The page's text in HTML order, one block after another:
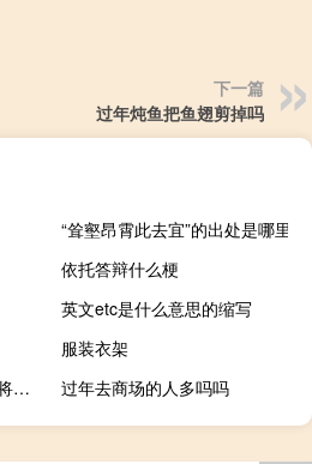
下一篇
过年炖鱼把鱼翅剪掉吗
“耸壑昂霄此去宜”的出处是哪里
依托答辩什么梗
英文etc是什么意思的缩写
服装衣架
车评头条：下一代Revero将使用BMW涡轮增压三缸发动机为车载发电机提供动力
过年去商场的人多吗吗